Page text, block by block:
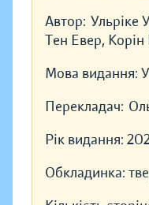
Автор: Ульріке
Тен Евер, Корін
Мова видання:
Перекладач:
Рік видання:
Обкладинка: